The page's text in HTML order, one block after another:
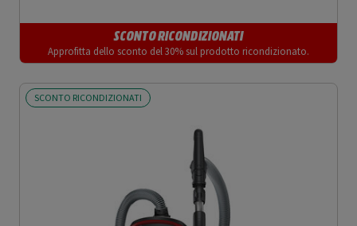
SCONTO RICONDIZIONATI
Approfitta dello sconto del 30% sul prodotto ricondizionato.
SCONTO RICONDIZIONATI